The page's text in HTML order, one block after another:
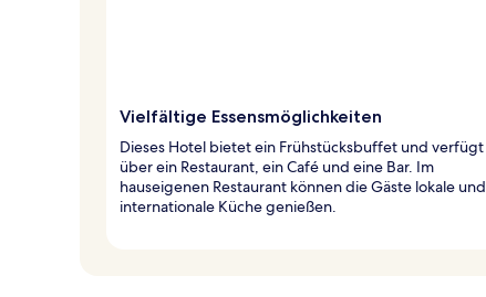
Vielfältige Essensmöglichkeiten
Dieses Hotel bietet ein Frühstücksbuffet und verfügt
über ein Restaurant, ein Café und eine Bar. Im
hauseigenen Restaurant können die Gäste lokale und
internationale Küche genießen.